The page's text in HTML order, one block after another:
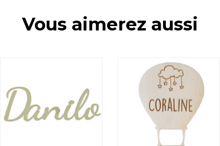
Vous aimerez aussi